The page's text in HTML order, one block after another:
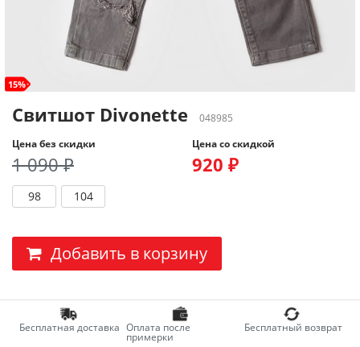
15%
Свитшот Divonette
048985
Цена без скидки
1 090 ₽
Цена со скидкой
920 ₽
98 104
Добавить в корзину
Бесплатная доставка Оплата после
примерки
Бесплатный возврат